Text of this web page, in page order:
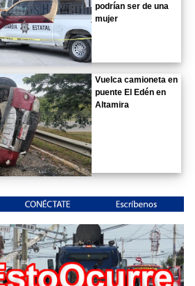
podrían ser de una
mujer
Vuelca camioneta en
puente El Edén en
Altamira